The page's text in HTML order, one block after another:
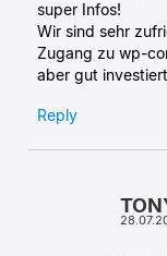
super Infos!
Wir sind sehr
Zugang zu wp-
aber gut
Reply